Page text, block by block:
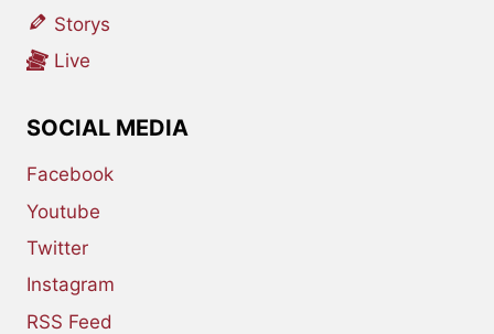
Storys
Live
SOCIAL MEDIA
Facebook
Youtube
Twitter
Instagram
RSS Feed